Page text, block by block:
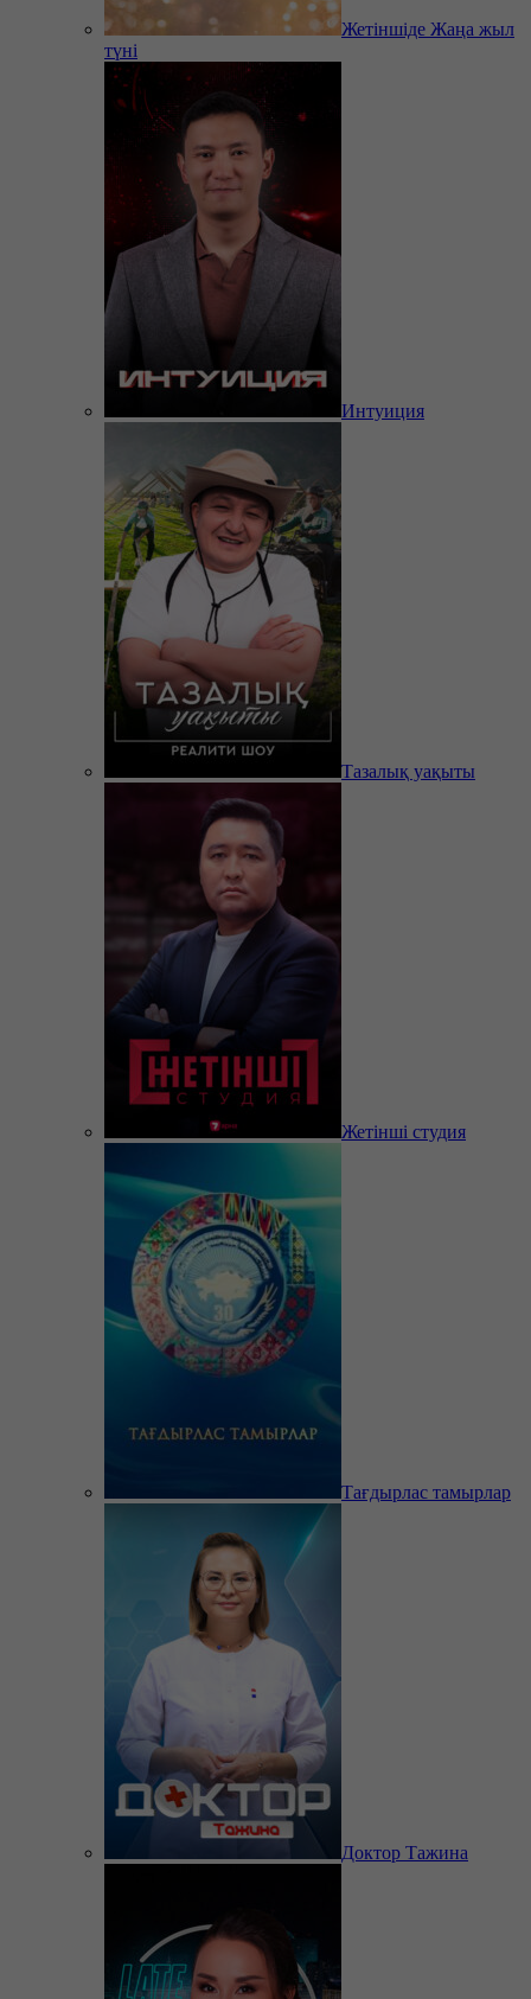
Жетіншіде Жаңа жыл
түні
Интуиция
Тазалық уақыты
Жетінші студия
Тағдырлас тамырлар
Доктор Тажина